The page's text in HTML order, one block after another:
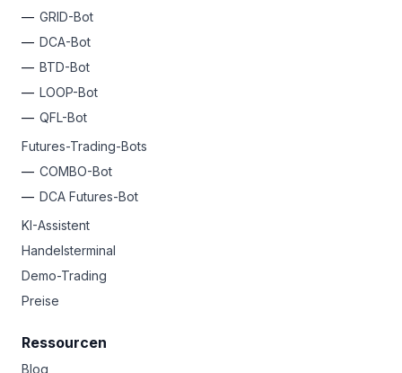
GRID-Bot
DCA-Bot
BTD-Bot
LOOP-Bot
QFL-Bot
Futures-Trading-Bots
COMBO-Bot
DCA Futures-Bot
KI-Assistent
Handelsterminal
Demo-Trading
Preise
Ressourcen
Blog